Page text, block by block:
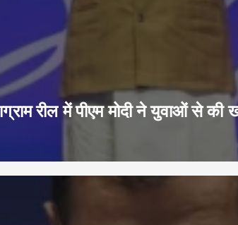
रील में पीएम मोदी ने युवाओं से की